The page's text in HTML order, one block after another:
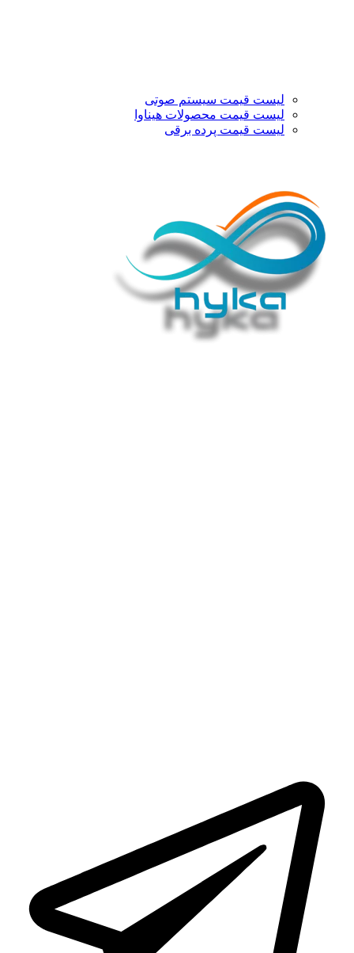
لیست قیمت سیستم صوتی
لیست قیمت محصولات هیناوا
لیست قیمت پرده برقی